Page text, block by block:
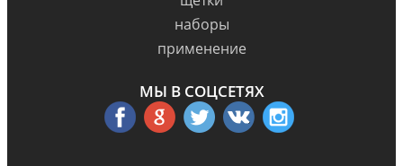
наборы
применение
МЫ В СОЦСЕТЯХ